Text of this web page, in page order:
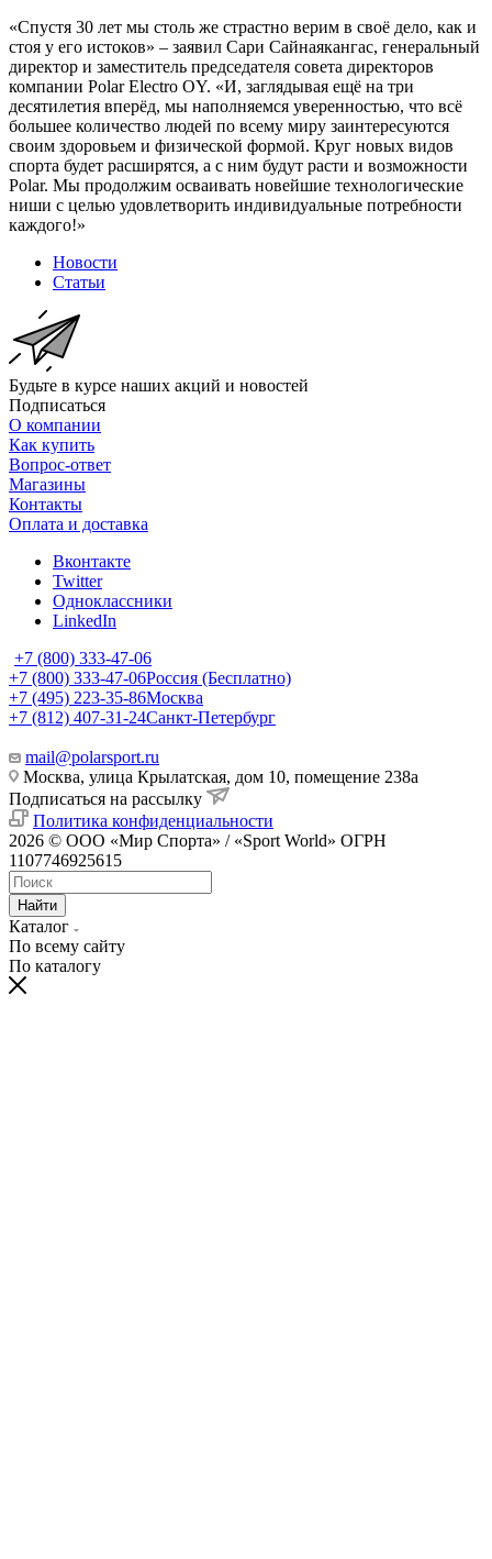
«Спустя 30 лет мы столь же страстно верим в своё дело, как и
стоя у его истоков» – заявил Сари Сайнаякангас, генеральный
директор и заместитель председателя совета директоров
компании Polar Electro OY. «И, заглядывая ещё на три
десятилетия вперёд, мы наполняемся уверенностью, что всё
большее количество людей по всему миру заинтересуются
своим здоровьем и физической формой. Круг новых видов
спорта будет расширятся, а с ним будут расти и возможности
Polar. Мы продолжим осваивать новейшие технологические
ниши с целью удовлетворить индивидуальные потребности
каждого!»
Новости
Статьи
Будьте в курсе наших акций и новостей
Подписаться
О компании
Как купить
Вопрос-ответ
Магазины
Контакты
Оплата и доставка
Вконтакте
Twitter
Одноклассники
LinkedIn
+7 (800) 333-47-06
+7 (800) 333-47-06Россия (Бесплатно)
+7 (495) 223-35-86Москва
+7 (812) 407-31-24Санкт-Петербург
mail@polarsport.ru
Москва, улица Крылатская, дом 10, помещение 238а
Подписаться на рассылку
Политика конфиденциальности
2026 © ООО «Мир Спорта» / «Sport World» ОГРН
1107746925615
Найти
Каталог
По всему сайту
По каталогу